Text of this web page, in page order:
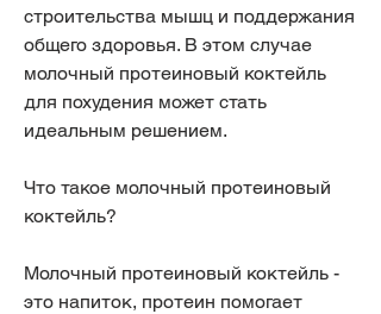
строительства мышц и поддержания
общего здоровья. В этом случае
молочный протеиновый коктейль
для похудения может стать
идеальным решением.
Что такое молочный протеиновый
коктейль?
Молочный протеиновый коктейль -
это напиток, протеин помогает